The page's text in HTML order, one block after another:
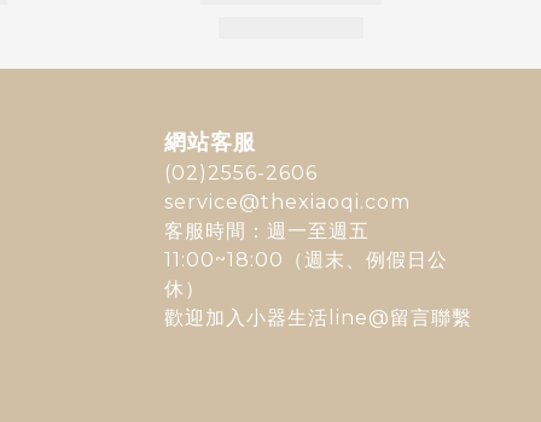
網站客服
(02)2556-2606
service@thexiaoqi.com
客服時間：週一至週五
11:00~18:00（週末、例假日公
休）
歡迎加入 小器生活line@留言聯繫